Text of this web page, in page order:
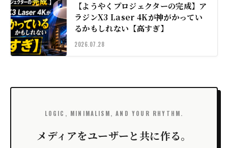
【ようやくプロジェクターの完成】ア
ラジンX3 Laser 4Kが神がかってい
るかもしれない【高すぎ】
2026.07.28
LOGIC, MINIMALISM, AND YOUR RHYTHM.
メディアをユーザーと共に作る。